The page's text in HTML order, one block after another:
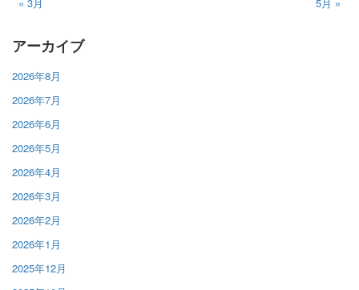
アーカイブ
2026年8月
2026年7月
2026年6月
2026年5月
2026年4月
2026年3月
2026年2月
2026年1月
2025年12月